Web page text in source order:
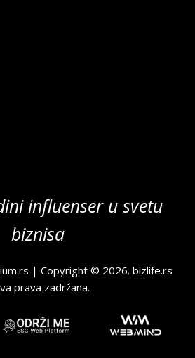
influenser u svetu
biznisa
| Copyright © 2026.bizlife.rs
prava zadržana.